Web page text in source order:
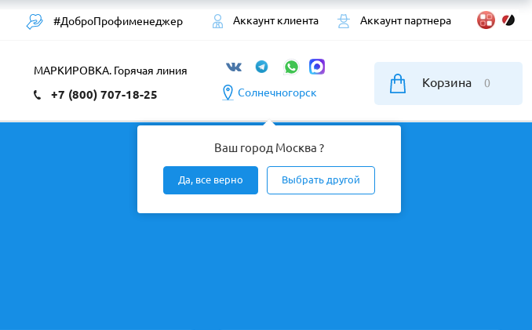
#ДоброПрофименеджер
Корзина 0
Аккаунт клиента Аккаунт партнера
МАРКИРОВКА. Горячая линия
+7 (800) 707-18-25 Солнечногорск
Ваш город Москва ?
Да, все верно Выбрать другой